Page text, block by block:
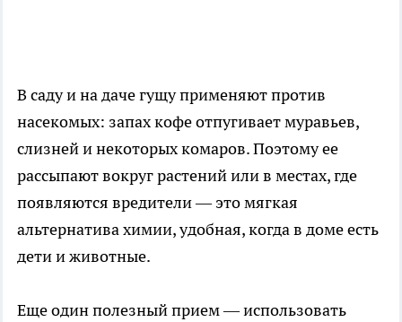
В саду и на даче гущу применяют против
насекомых: запах кофе отпугивает муравьев,
слизней и некоторых комаров. Поэтому ее
рассыпают вокруг растений или в местах, где
появляются вредители — это мягкая
альтернатива химии, удобная, когда в доме есть
дети и животные.
Еще один полезный прием — использовать